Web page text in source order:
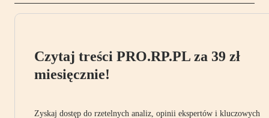
Czytaj treści PRO.RP.PL za 39 zł
miesięcznie!
Zyskaj dostęp do rzetelnych analiz, opinii ekspertów i kluczowych